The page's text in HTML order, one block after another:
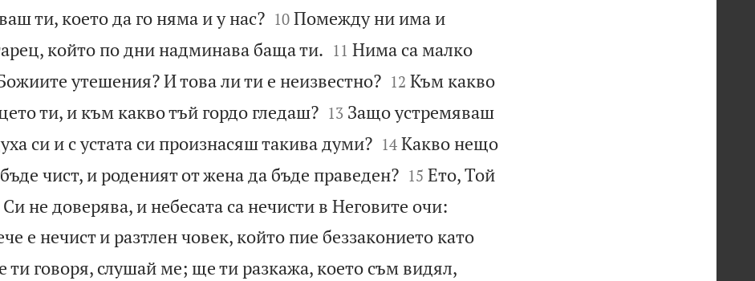
ти, което да го няма и у нас?
10 Помежду ни има и
който по дни надминава баща ти.
11 Нима са малко
утешения? И това ли ти е неизвестно?
12 Към какво
ти, и към какво тъй гордо гледаш?
13 Защо устремяваш
си и с устата си произнасяш такива думи?
14 Какво нещо
чист, и роденият от жена да бъде праведен?
15 Ето, Той
не доверява, и небесата са нечисти в Неговите очи:
е нечист и разтлен човек, който пие беззаконието като
ти говоря, слушай ме; ще ти разкажа, което съм видял,